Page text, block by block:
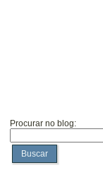
Procurar no blog:
Buscar